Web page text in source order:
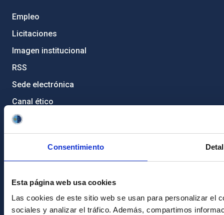
Consentimiento
Esta página web usa cookies
Las cookies de este sitio web se usan para personalizar el
sociales y analizar el tráfico. Además, compartimos
Empleo
Licitaciones
Imagen institucional
RSS
Sede electrónica
Canal ético
Condolencias Francisco Sánchez
PostFooter > Newsletter link
Únete a nuestra
Newsletter